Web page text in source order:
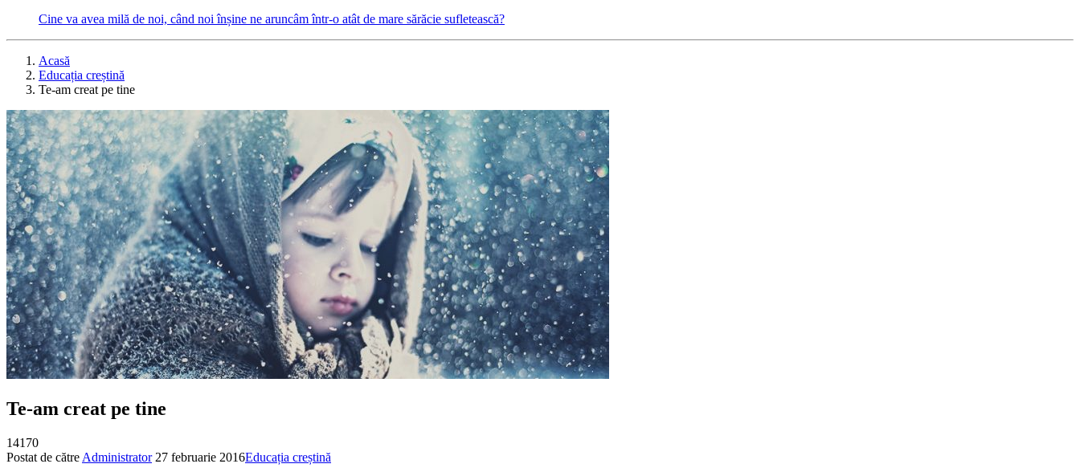
Cine va avea milă de noi, când noi înșine ne aruncâm într-o atât de mare sărăcie sufletească?
Acasă
Educația creștină
Te-am creat pe tine
Te-am creat pe tine
14170
Postat de către Administrator 27 februarie 2016Educația creștină